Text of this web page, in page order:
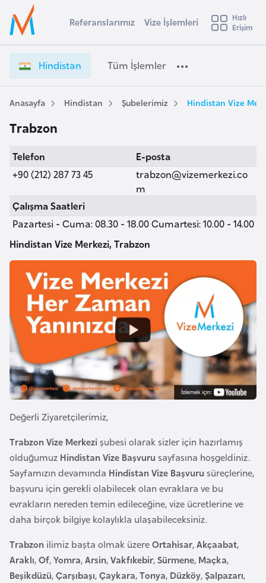
Ülke Seçimi
Başvuru yapmak istediğiniz ülkeyi seçin
Üye
Girişi
i
d
i
i
İ
ş
l
e
l
e
r
i
e
t
Referanslarımız Vize İşlemleri
Hızlı
Erişim
Hindistan Tüm İşlemler
Anasayfa Hindistan Şubelerimiz Hindistan Vize
Trabzon
Telefon
+90 (212) 287 73 45
E-posta
trabzon@vizemerkezi.co
m
Çalışma Saatleri
Pazartesi - Cuma: 08.30 - 18.00 Cumartesi: 10.00 - 14.00
Hindistan Vize Merkezi, Trabzon
Değerli Ziyaretçilerimiz,
Trabzon Vize Merkezi şubesi olarak sizler için hazırlamış
olduğumuz Hindistan Vize Başvuru sayfasına hoşgeldiniz.
Sayfamızın devamında Hindistan Vize Başvuru süreçlerine,
başvuru için gerekli olabilecek olan evraklara ve bu
evrakların nereden temin edileceğine, vize ücretlerine ve
daha birçok bilgiye kolaylıkla ulaşabileceksiniz.
Trabzon ilimiz başta olmak üzereOrtahisar,Akçaabat,
Araklı,Of,Yomra,Arsin,Vakfıkebir,Sürmene, Maçka,
Beşikdüzü,Çarşıbaşı,Çaykara,Tonya, Düzköy,Şalpazarı,
s
t
r
a
v
u
t
u
r
r
b
a
y
c
n
B
a
h
r
e
y
n